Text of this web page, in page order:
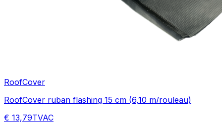
RoofCover
RoofCover ruban flashing 15 cm (6,10 m/rouleau)
€ 13,79TVAC